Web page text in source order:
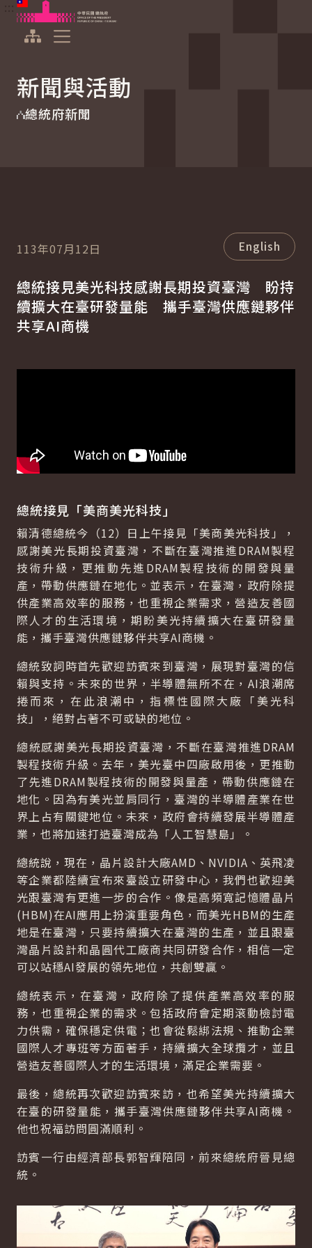
跳到主要內容
中華民國總統府
新聞與活動
總統府新聞
113年07月12日 English
總統接見美光科技感謝長期投資臺灣 盼持
續擴大在臺研發量能 攜手臺灣供應鏈夥伴
共享AI商機
總統接見「美商美光科技」
賴清德總統今（12）日上午接見「美商美光科技」，
感謝美光長期投資臺灣，不斷在臺灣推進DRAM製程
技術升級，更推動先進DRAM製程技術的開發與量
產，帶動供應鏈在地化。並表示，在臺灣，政府除提
供產業高效率的服務，也重視企業需求，營造友善國
際人才的生活環境，期盼美光持續擴大在臺研發量
能，攜手臺灣供應鏈夥伴共享AI商機。
總統致詞時首先歡迎訪賓來到臺灣，展現對臺灣的信
賴與支持。未來的世界，半導體無所不在，AI浪潮席
捲而來，在此浪潮中，指標性國際大廠「美光科
技」，絕對占著不可或缺的地位。
總統感謝美光長期投資臺灣，不斷在臺灣推進DRAM
製程技術升級。去年，美光臺中四廠啟用後，更推動
了先進DRAM製程技術的開發與量產，帶動供應鏈在
地化。因為有美光並肩同行，臺灣的半導體產業在世
界上占有關鍵地位。未來，政府會持續發展半導體產
業，也將加速打造臺灣成為「人工智慧島」。
總統說，現在，晶片設計大廠AMD、NVIDIA、英飛凌
等企業都陸續宣布來臺設立研發中心，我們也歡迎美
光跟臺灣有更進一步的合作。像是高頻寬記憶體晶片
(HBM)在AI應用上扮演重要角色，而美光HBM的生產
地是在臺灣，只要持續擴大在臺灣的生產，並且跟臺
灣晶片設計和晶圓代工廠商共同研發合作，相信一定
可以站穩AI發展的領先地位，共創雙贏。
總統表示，在臺灣，政府除了提供產業高效率的服
務，也重視企業的需求。包括政府會定期滾動檢討電
力供需，確保穩定供電；也會從鬆綁法規、推動企業
國際人才專班等方面著手，持續擴大全球攬才，並且
營造友善國際人才的生活環境，滿足企業需要。
最後，總統再次歡迎訪賓來訪，也希望美光持續擴大
在臺的研發量能，攜手臺灣供應鏈夥伴共享AI商機。
他也祝福訪問圓滿順利。
訪賓一行由經濟部長郭智輝陪同，前來總統府晉見總
統。